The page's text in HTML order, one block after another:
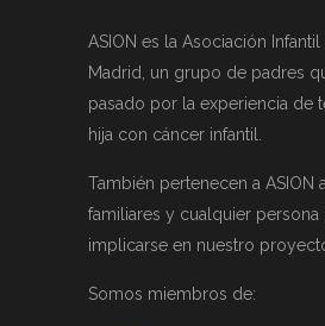
ASION es la Asociación
Madrid, un grupo de padres
pasado por la experiencia de
hija con cáncer infantil.
También pertenecen a ASION
familiares y cualquier persona
implicarse en nuestro
Somos miembros de: